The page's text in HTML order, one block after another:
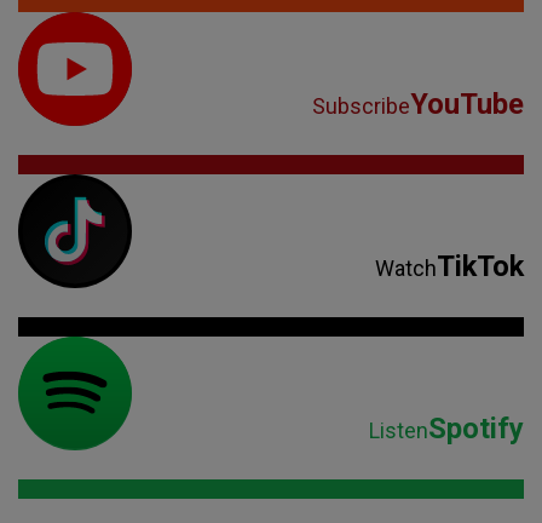
SubscribeYouTube
WatchTikTok
ListenSpotify